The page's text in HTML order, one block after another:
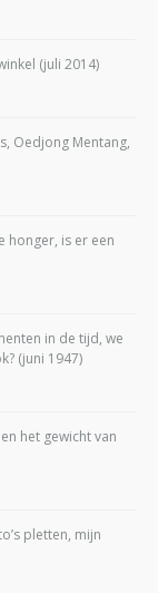
(juli 2014)
Oedjong Mentang,
honger, is er een
in de tijd, we
(juni 1947)
het gewicht van
pletten, mijn